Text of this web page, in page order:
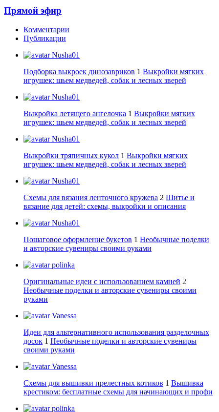
Прямой эфир
Комментарии
Публикации
Nusha01
Подборка выкроек динозавриков 1 Выкройки мягких
игрушек: шьем медведей, собак и лесных зверей
Nusha01
Выкройка летящего ангелочка 1 Выкройки мягких
игрушек: шьем медведей, собак и лесных зверей
Nusha01
Выкройки тряпичных кукол 1 Выкройки мягких
игрушек: шьем медведей, собак и лесных зверей
Nusha01
Схемы для вязания ленточного кружева 2 Шитье и
вязание для детей: схемы, выкройки и описания
Nusha01
Пошаговое оформление букетов 1 Необычные поделки
и авторские сувениры своими руками
polinka
Оригинальные идеи с использованием камней 2
Необычные поделки и авторские сувениры своими
руками
Vanessa
Идеи для альтернативного использования разделочных
досок 1 Необычные поделки и авторские сувениры
своими руками
Vanessa
Схемы для вышивки прелестных котиков 1 Вышивка
крестиком: бесплатные схемы для начинающих и профи
polinka